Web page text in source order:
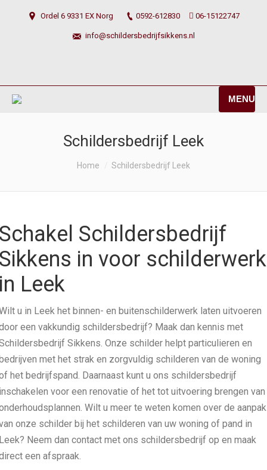
Ordel 6 9331 EX Norg 0592-612830 06-15122747
info@schildersbedrijfsikkens.nl
MENU
Schildersbedrijf Leek
Home Schildersbedrijf Leek
Schildersbedrijf
in voor schilderwerk
Leek
u in Leek het binnen- en buitenschilderwerk laten uitvoeren
een vakkundig schildersbedrijf? Maak dan kennis met
Sikkens. Onze schilder helpt particulieren en
met het strak en zorgvuldig schilderen van de woning
het bedrijfspand. Daarnaast kunt u ons schildersbedrijf
voor een renovatie of het tot uitvoering brengen van
Wilt u meer te weten komen over de aanpak
onze schilder bij het schilderen van uw woning of pand in
Neem dan contact met ons schildersbedrijf op en maak
een afspraak.